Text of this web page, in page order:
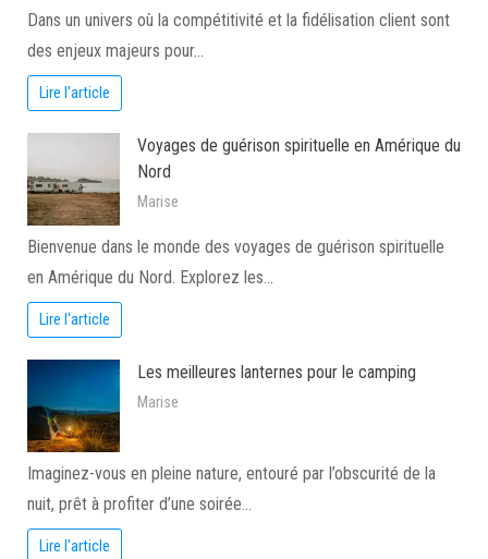
Dans un univers où la compétitivité et la fidélisation client sont
des enjeux majeurs pour…
Lire l'article
Voyages de guérison spirituelle en Amérique du
Nord
Marise
Bienvenue dans le monde des voyages de guérison spirituelle
en Amérique du Nord. Explorez les…
Lire l'article
Les meilleures lanternes pour le camping
Marise
Imaginez-vous en pleine nature, entouré par l’obscurité de la
nuit, prêt à profiter d’une soirée…
Lire l'article